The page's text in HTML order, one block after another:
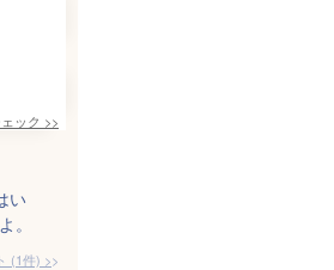
ック >>
い
。
(1件) >